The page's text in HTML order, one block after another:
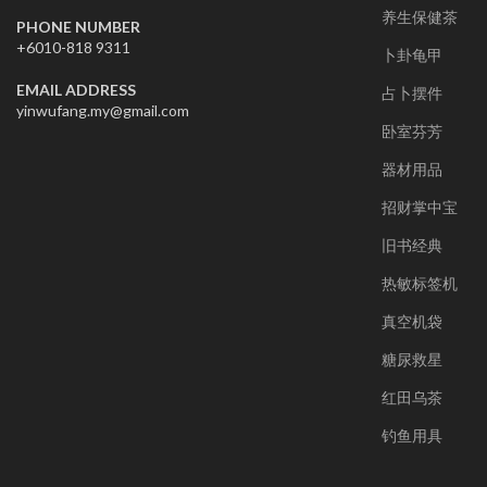
PHONE NUMBER
+6010-818 9311
EMAIL ADDRESS
yinwufang.my@gmail.com
养生保健茶
卜卦龟甲
占卜摆件
卧室芬芳
器材用品
招财掌中宝
旧书经典
热敏标签机
真空机袋
糖尿救星
红田乌茶
钓鱼用具